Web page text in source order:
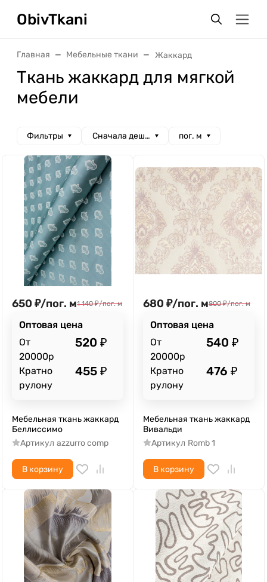
ObivTkani
Главная Мебельные ткани Жаккард
Ткань жаккард для мягкой
мебели
Фильтры Сначала дешевые пог. м
650 ₽/пог. м1 140 ₽/пог. м
Оптовая цена
От
20000р
520 ₽
Кратно
рулону
455 ₽
Мебельная ткань жаккард
Беллиссимо
Артикул azzurro comp
В корзину
680 ₽/пог. м800 ₽/пог. м
Оптовая цена
От
20000р
540 ₽
Кратно
рулону
476 ₽
Мебельная ткань жаккард
Вивальди
Артикул Romb 1
В корзину